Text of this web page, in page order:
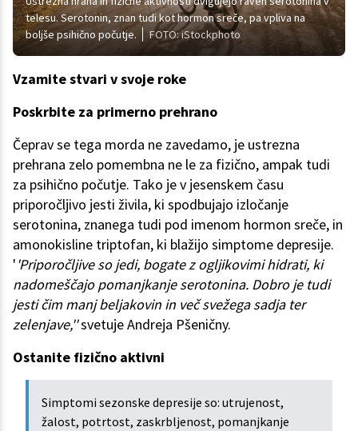
telesu. Serotonin, znan tudi kot hormon sreče, pa vpliva na
boljše psihično počutje.
FOTO: iStockphoto
Vzamite stvari v svoje roke
Poskrbite za primerno prehrano
Čeprav se tega morda ne zavedamo, je ustrezna
prehrana zelo pomembna ne le za fizično, ampak tudi
za psihično počutje. Tako je v jesenskem času
priporočljivo jesti živila, ki spodbujajo izločanje
serotonina, znanega tudi pod imenom hormon sreče, in
amonokisline triptofan, ki blažijo simptome depresije.
''Priporočljive so jedi, bogate z ogljikovimi hidrati, ki
nadomeščajo pomanjkanje serotonina. Dobro je tudi
jesti čim manj beljakovin in več svežega sadja ter
zelenjave,''svetuje Andreja Pšeničny.
Ostanite fizično aktivni
Simptomi sezonske depresije so: utrujenost,
žalost, potrtost, zaskrbljenost, pomanjkanje